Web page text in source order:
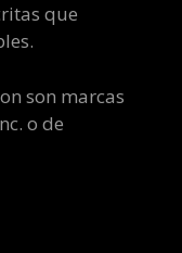
que
son marcas
o de